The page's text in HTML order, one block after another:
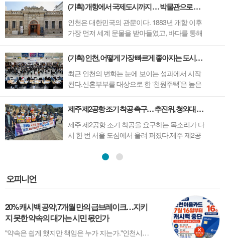
(기획) 개항에서 국제도시까지 … 박물관으로 읽는 인천의 시간
인천은 대한민국의 관문이다. 1883년 개항 이후
가장 먼저 세계 문물을 받아들였고, 바다를 통해
작된 도시다.개항과 이민, 화교문화, 산업화와 국
제교류까지. 인천의 시간에는 대한민국 근현대
사의 흐름이 고스란히 담겨 있다.개항장의 근대
건축부터 서민들의 생활사, 한국 이민의 역사와
(기획) 인천, 어떻게 가장 빠르게 좋아지는 도시가 됐나.
최근 인천의 변화는 눈에 보이는 성과에서 시작
된다.신혼부부를 대상으로 한 ‘천원주택’은 높은
고, 4월 말 개장을 앞둔 청라하늘대교의 ‘엣지워
크’가 새로운 관광 콘텐츠로 주목받고 있다.이처
럼 최근 잇따른 정책들이 시민의 관심을 끌고 있
는 가운데, 인천이 왜 주목받는 ...
제주 제2공항 조기 착공 촉구… 추진위, 청와대 앞 성명 발표
제주 제2공항 조기 착공을 요구하는 목소리가 다
시 한 번 서울 도심에서 울려 퍼졌다.제주 제2공
울 청와대 분수대 앞에서 집회를 열고 성명서를
오피니언
20% 캐시백 공약, 7개월 만의 급브레이크…지키
지 못한 약속의 대가는 시민 몫인가
"약속은 쉽게 했지만 책임은 누가 지는가."인천시가 결국 인천이음카드 캐시백 지급을 중단했다. 시민들은 혜택을 잃었고, 상인들은 매출 감소를 걱정한다. 그리고 시는 '예산이 예상보다 빨리 소진됐다'며 재정개혁 태스크포스(TF)를 꾸리겠다고 밝혔다.하지만 시민들이 묻는 질문은 따로 있다.왜 이런 상황을 미리 예측하지 못했는가....